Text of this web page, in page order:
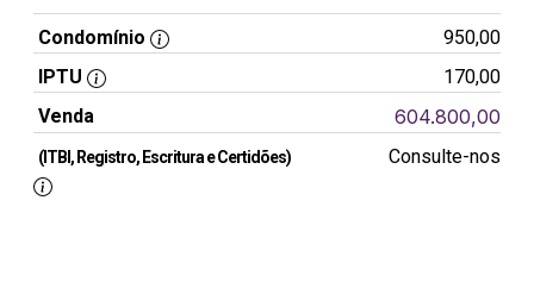
Condomínio
950,00
IPTU
170,00
Venda
604.800,00
(ITBI, Registro, Escritura e Certidões) Consulte-nos